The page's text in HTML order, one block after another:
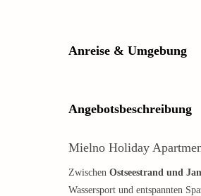
Anreise & Umgebung
Angebotsbeschreibung
Mielno Holiday
Zwischen Ostseestrand und
Wassersport und entspannten